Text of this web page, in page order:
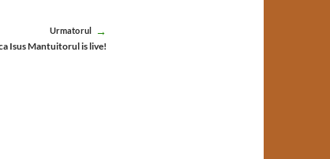
Urmatorul
Isus Mantuitorul is live!